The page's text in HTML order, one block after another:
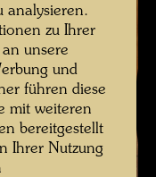
analysieren.
zu Ihrer
unsere
und
führen diese
mit weiteren
bereitgestellt
Ihrer Nutzung